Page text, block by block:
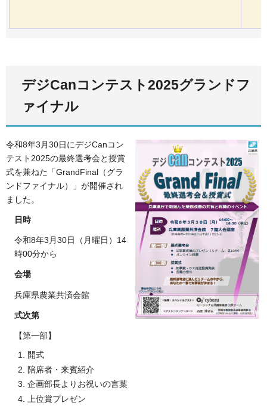
デジCanコンテスト2025グランドフ
ァイナル
令和8年3月30日にデジCanコン
テスト2025の最終選考会と授賞
式を兼ねた「GrandFinal（グラ
ンドファイナル）」が開催され
ました。
日時
令和8年3月30日（月曜日）14
時00分から
会場
兵庫県農業共済会館
式次第
【第一部】
開式
陪席者・来賓紹介
企画部長よりお祝いの言葉
上位賞プレゼン